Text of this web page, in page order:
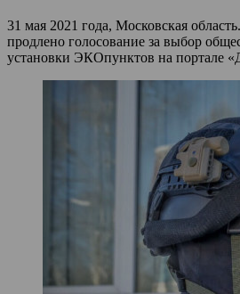
31 мая 2021 года, Московская
продлено голосование за выбор
установки ЭКОпунктов на портале